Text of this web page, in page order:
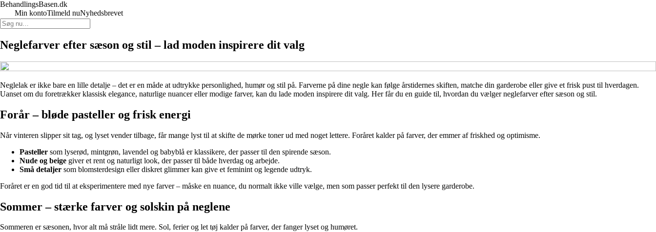
BehandlingsBasen.dk
Min kontoTilmeld nuNyhedsbrevet
Neglefarver efter sæson og stil – lad moden inspirere dit valg
Neglelak er ikke bare en lille detalje – det er en måde at udtrykke personlighed, humør og stil på. Farverne på dine negle kan følge årstidernes skiften, matche din garderobe eller give et frisk pust til hverdagen.
Uanset om du foretrækker klassisk elegance, naturlige nuancer eller modige farver, kan du lade moden inspirere dit valg. Her får du en guide til, hvordan du vælger neglefarver efter sæson og stil.
Forår – bløde pasteller og frisk energi
Når vinteren slipper sit tag, og lyset vender tilbage, får mange lyst til at skifte de mørke toner ud med noget lettere. Foråret kalder på farver, der emmer af friskhed og optimisme.
Pasteller som lyserød, mintgrøn, lavendel og babyblå er klassikere, der passer til den spirende sæson.
Nude og beige giver et rent og naturligt look, der passer til både hverdag og arbejde.
Små detaljer som blomsterdesign eller diskret glimmer kan give et feminint og legende udtryk.
Foråret er en god tid til at eksperimentere med nye farver – måske en nuance, du normalt ikke ville vælge, men som passer perfekt til den lysere garderobe.
Sommer – stærke farver og solskin på neglene
Sommeren er sæsonen, hvor alt må stråle lidt mere. Sol, ferier og let tøj kalder på farver, der fanger lyset og humøret.